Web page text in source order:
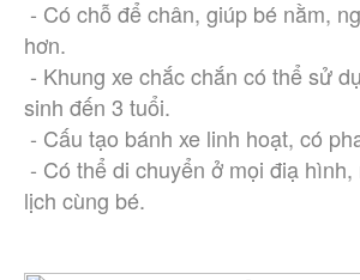
hơn.
sinh đến 3 tuổi.
- Cấu tạo bánh xe linh hoạt, có
lịch cùng bé.